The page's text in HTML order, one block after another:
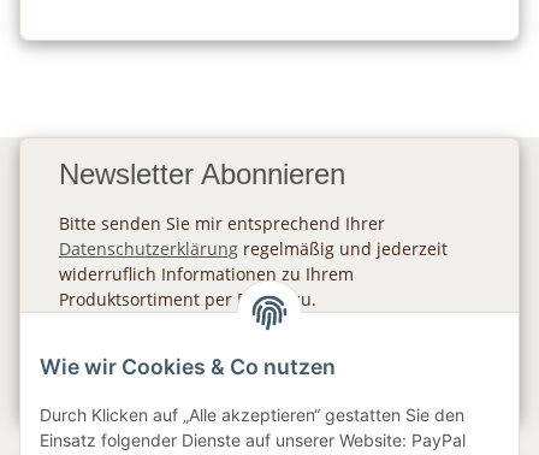
Newsletter Abonnieren
Bitte senden Sie mir entsprechend Ihrer
Datenschutzerklärung regelmäßig und jederzeit
widerruflich Informationen zu Ihrem
Produktsortiment per E-Mail zu.
Wie wir Cookies & Co nutzen
Durch Klicken auf „Alle akzeptieren“ gestatten Sie den
Einsatz folgender Dienste auf unserer Website: PayPal